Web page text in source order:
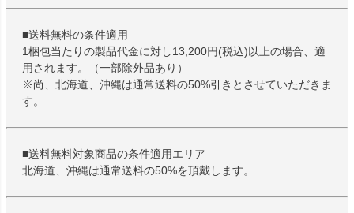
■送料無料の条件適用
1梱包当たりの製品代金に対し13,200円(税込)以上の場合、適
用されます。（一部除外品あり）
※尚、北海道、沖縄は通常送料の50%引きとさせていただきま
す。
■送料無料対象商品の条件適用エリア
北海道、沖縄は通常送料の50%を頂戴します。